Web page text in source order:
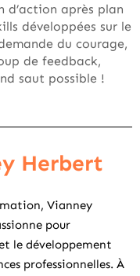
après plan
développées sur le
du courage,
de feedback,
saut possible !
Herbert
Vianney
pour
le développement
professionnelles. À